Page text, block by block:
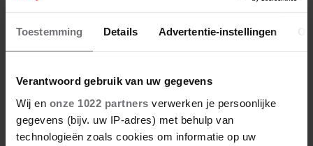
Toestemming Details Advertentie-instellingen
Verantwoord gebruik van uw gegevens
Wij en onze 1022 partners verwerken je persoonlijke
gegevens (bijv. uw IP-adres) met behulp van
technologieën zoals cookies om informatie op uw
24 mei 2025